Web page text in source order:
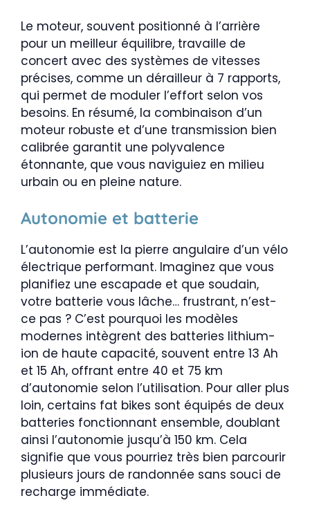
Le moteur, souvent positionné à l’arrière
pour un meilleur équilibre, travaille de
concert avec des systèmes de vitesses
précises, comme un dérailleur à 7 rapports,
qui permet de moduler l’effort selon vos
besoins. En résumé, la combinaison d’un
moteur robuste et d’une transmission bien
calibrée garantit une polyvalence
étonnante, que vous naviguiez en milieu
urbain ou en pleine nature.
Autonomie et batterie
L’autonomie est la pierre angulaire d’un vélo
électrique performant. Imaginez que vous
planifiez une escapade et que soudain,
votre batterie vous lâche… frustrant, n’est-
ce pas ? C’est pourquoi les modèles
modernes intègrent des batteries lithium-
ion de haute capacité, souvent entre 13 Ah
et 15 Ah, offrant entre 40 et 75 km
d’autonomie selon l’utilisation. Pour aller plus
loin, certains fat bikes sont équipés de deux
batteries fonctionnant ensemble, doublant
ainsi l’autonomie jusqu’à 150 km. Cela
signifie que vous pourriez très bien parcourir
plusieurs jours de randonnée sans souci de
recharge immédiate.